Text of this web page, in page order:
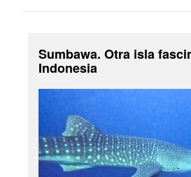
Sumbawa. Otra isla
Indonesia